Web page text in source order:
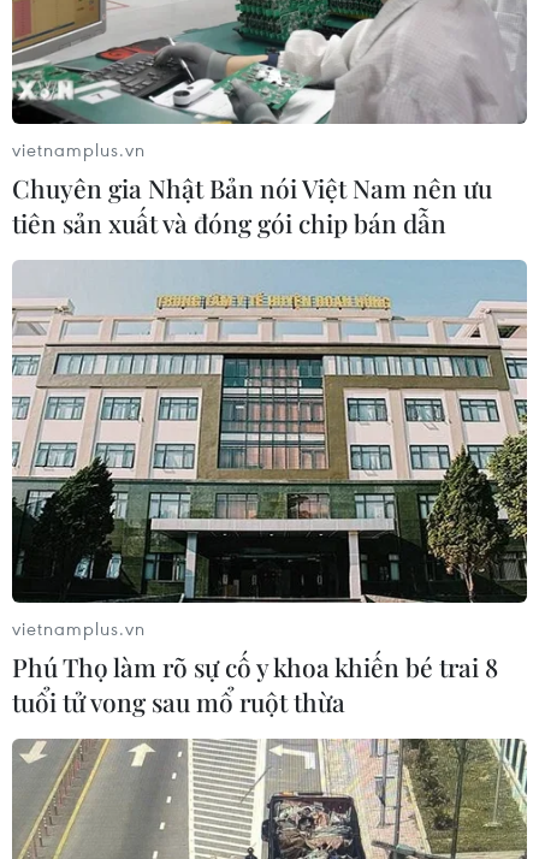
TIN CÙNG CHUYÊN MỤC
Khám phá vẻ đẹp Văn Miếu-Quốc Tử
Giám qua 120 tác phẩm nghệ thuật
đa chất liệu
Thánh đường Emir
Abdelkader - biểu tượng văn hóa,
vietnamplus.vn
Chuyên gia Nhật Bản nói Việt Nam nên ưu
tiên sản xuất và đóng gói chip bán dẫn
vietnamplus.vn
Phú Thọ làm rõ sự cố y khoa khiến bé trai 8
tuổi tử vong sau mổ ruột thừa